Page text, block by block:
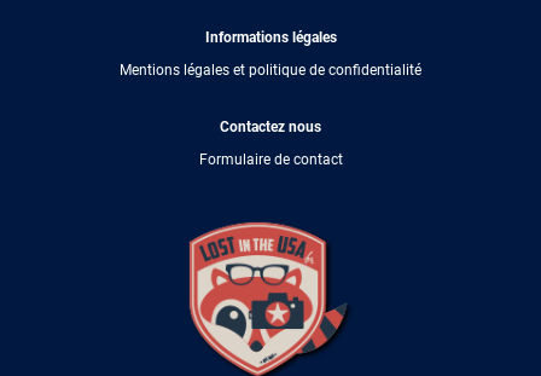
Informations légales
Mentions légales et politique de confidentialité
Contactez nous
Formulaire de contact